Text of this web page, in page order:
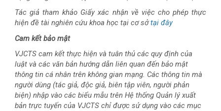
Tác giả tham khảo Giấy xác nhận về việc cho phép thực
hiện đề tài nghiên cứu khoa học tại cơ sởtại đây
Cam kết bảo mật
VJCTS cam kết thực hiện và tuân thủ các quy định của
luật và các văn bản hướng dẫn liên quan đến bảo mật
thông tin cá nhân trên không gian mạng. Các thông tin mà
người dùng (tác giả, độc giả, biên tập viên, người phản
biện) nhập vào các biểu mẫu trên Hệ thống Quản lý xuất
bản trực tuyến của VJCTS chỉ được sử dụng vào các mục